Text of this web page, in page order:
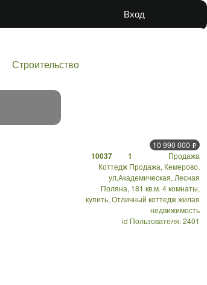
Вход
Строительство
10 990 000 Р
10037 1
Продажа
Коттедж Продажа, Кемерово,
ул.Академическая, Лесная
Поляна, 181 кв.м. 4 комнаты,
купить, Отличный коттедж жилая
недвижимость
id Пользователя: 2401